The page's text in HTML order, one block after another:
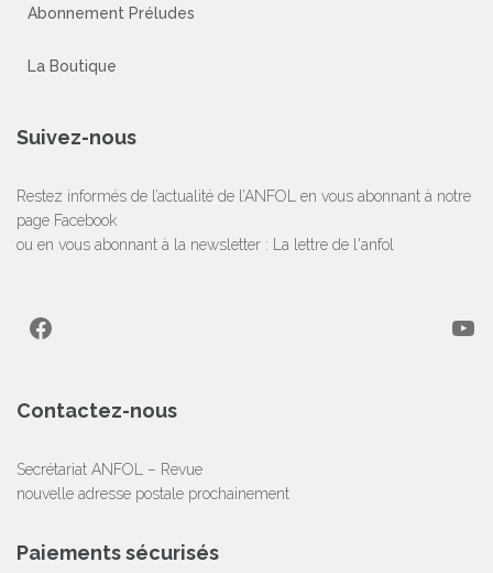
Abonnement Préludes
La Boutique
Suivez-nous
Restez informés de l’actualité de l’ANFOL en vous abonnant à notre
page Facebook
ou en vous abonnant à la newsletter :
La lettre de l'anfol
Contactez-nous
Secrétariat ANFOL – Revue
nouvelle adresse postale prochainement
Paiements sécurisés